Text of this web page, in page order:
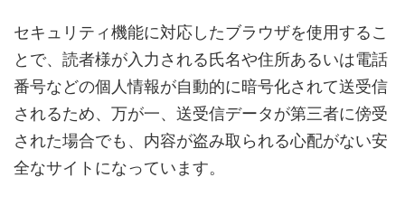
セキュリティ機能に対応したブラウザを使用するこ
とで、読者様が入力される氏名や住所あるいは電話
番号などの個人情報が自動的に暗号化されて送受信
されるため、万が一、送受信データが第三者に傍受
された場合でも、内容が盗み取られる心配がない安
全なサイトになっています。